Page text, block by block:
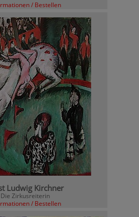
/ Bestellen
Ludwig Kirchner
Die Zirkusreiterin
/ Bestellen